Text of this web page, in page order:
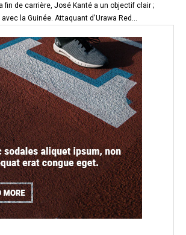
fin de carrière, José Kanté a un objectif clair ;
disputer la CAN 2023 avec la Guinée. Attaquant d'Urawa Red...